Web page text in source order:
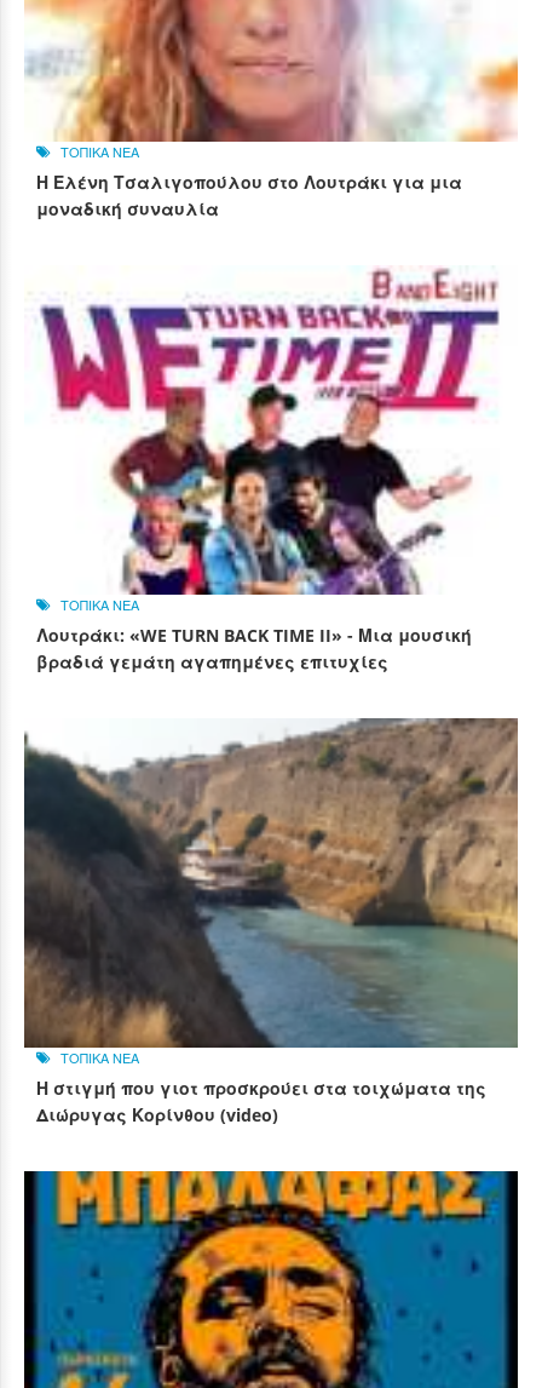
ΤΟΠΙΚΑ ΝΕΑ
Η Ελένη Τσαλιγοπούλου στο Λουτράκι για μια
μοναδική συναυλία
ΤΟΠΙΚΑ ΝΕΑ
Λουτράκι: «WE TURN BACK TIME II» - Μια μουσική
βραδιά γεμάτη αγαπημένες επιτυχίες
ΤΟΠΙΚΑ ΝΕΑ
Η στιγμή που γιοτ προσκρούει στα τοιχώματα της
Διώρυγας Κορίνθου (video)